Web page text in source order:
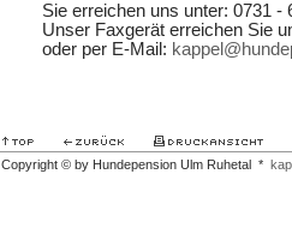
Sie erreichen uns unter: 0731 -
Unser Faxgerät erreichen Sie
oder per E-Mail:
Copyright © by Hundepension Ulm Ruhetal *